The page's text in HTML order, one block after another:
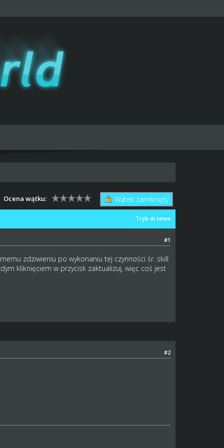
Wątek zamknięty
Ocena wątku:
Tryb drzewa
#1
zdziwieniu po wykonaniu tej czynności śr. skill
kliknięciem w przycisk zaktualizuj, więc coś jest
#2